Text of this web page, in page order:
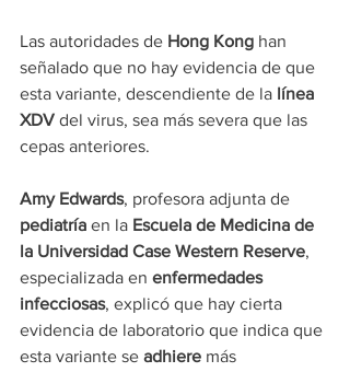
Las autoridades de Hong Kong han
señalado que no hay evidencia de que
esta variante, descendiente de la línea
XDV del virus, sea más severa que las
cepas anteriores.
Amy Edwards, profesora adjunta de
pediatría en la Escuela de Medicina de
la Universidad Case Western Reserve,
especializada en enfermedades
infecciosas, explicó que hay cierta
evidencia de laboratorio que indica que
esta variante se adhiere más